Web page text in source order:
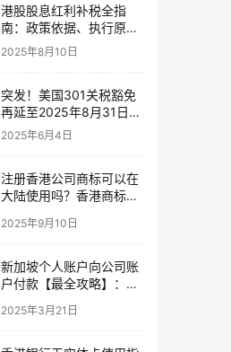
港股股息红利补税全指
南：政策依据、执行原因
与合规策略
2025年8月10日
突发！美国301关税豁免
再延至2025年8月31日，
跨境中国卖家必看最新应
2025年6月4日
注册香港公司商标可以在
大陆使用吗？香港商标大
2025年9月10日
新加坡个人账户向公司账
户付款【最全攻略】：流
事项
2025年3月21日